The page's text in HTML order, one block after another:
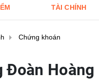
TÀI CHÍNH
Chứng khoán
Đoàn